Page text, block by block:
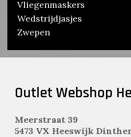
Vliegenmaskers
Wedstrijdjasjes
Zwepen
Outlet Webshop
Meerstraat 39
5473 VX Heeswijk